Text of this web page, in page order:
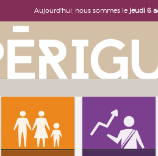
Aujourd'hui, nous sommes le jeudi 6